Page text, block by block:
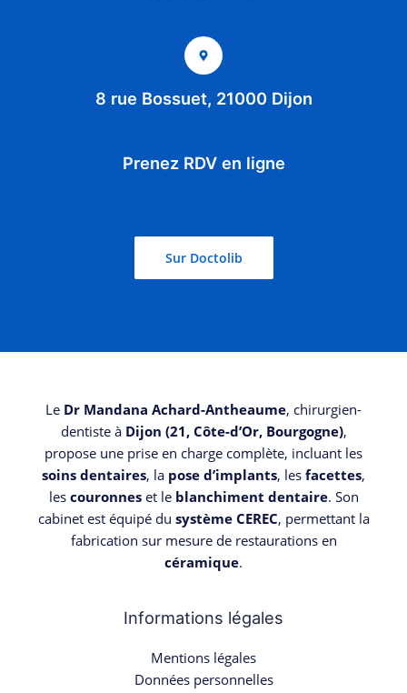
8 rue Bossuet, 21000 Dijon
Prenez RDV en ligne
Sur Doctolib
Le Dr Mandana Achard-Antheaume, chirurgien-
dentiste à Dijon (21, Côte-d’Or, Bourgogne),
propose une prise en charge complète, incluant les
soins dentaires, la pose d’implants, les facettes,
les couronneset le blanchiment dentaire. Son
cabinet est équipé du système CEREC, permettant la
fabrication sur mesure de restaurations en
céramique.
Informations légales
Mentions légales
Données personnelles